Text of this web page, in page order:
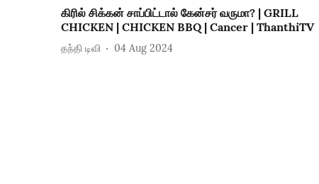
கிரில் சிக்கன் சாப்பிட்டால் கேன்சர் வருமா? | GRILL
CHICKEN | CHICKEN BBQ | Cancer | ThanthiTV
தந்தி டிவி 04 Aug 2024